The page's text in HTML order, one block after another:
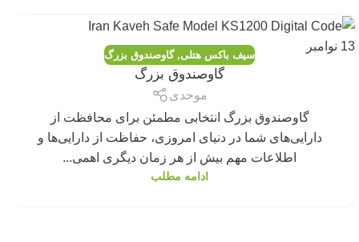
13 نوامبر
سیف باکس هتلی,گاوصندوق بزرگ
گاوصندوق بزرگ
موحدی
گاوصندوق بزرگ انتخابی مطمئن برای محافظت از
دارایی‌های شما در دنیای امروزی، حفاظت از دارایی‌ها و
اطلاعات مهم بیش از هر زمان دیگری اهمی...
ادامه مطلب